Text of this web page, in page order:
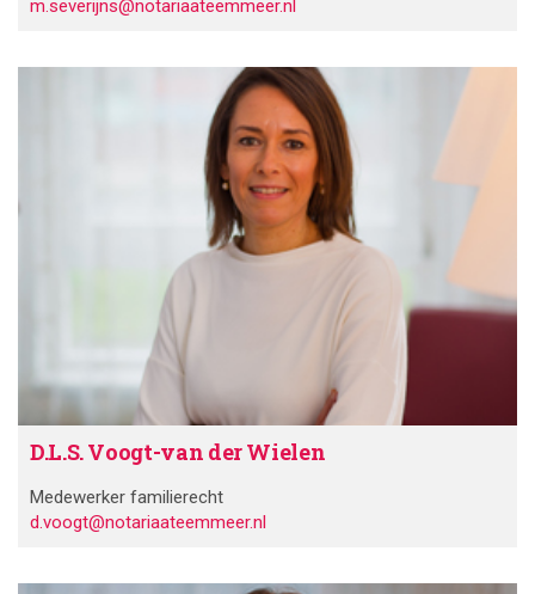
m.severijns@notariaateemmeer.nl
D.L.S. Voogt-van der Wielen
Medewerker familierecht
d.voogt@notariaateemmeer.nl